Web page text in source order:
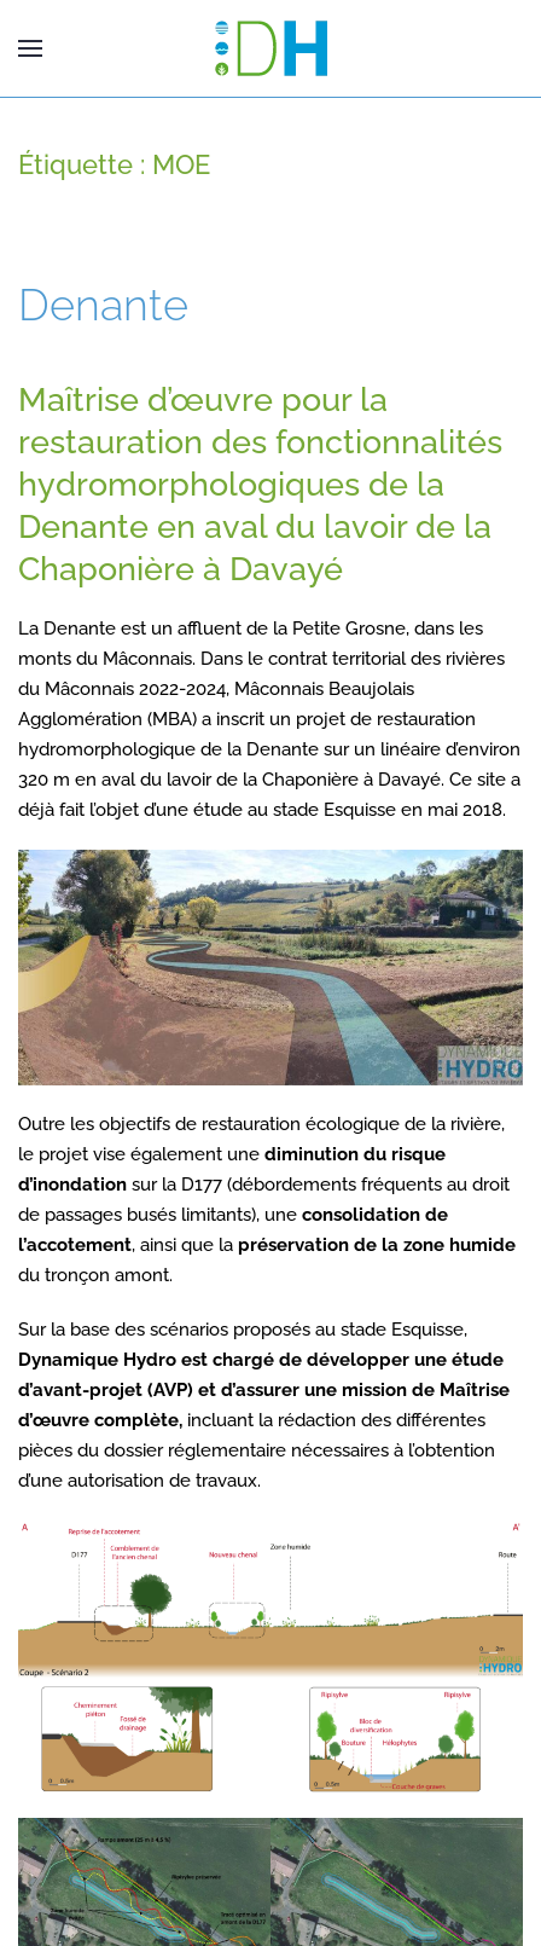
Étiquette : MOE
Denante
Maîtrise d’œuvre pour la
restauration des fonctionnalités
hydromorphologiques de la
Denante en aval du lavoir de la
Chaponière à Davayé
La Denante est un affluent de la Petite Grosne, dans les
monts du Mâconnais. Dans le contrat territorial des rivières
du Mâconnais 2022-2024, Mâconnais Beaujolais
Agglomération (MBA) a inscrit un projet de restauration
hydromorphologique de la Denante sur un linéaire d’environ
320 m en aval du lavoir de la Chaponière à Davayé. Ce site a
déjà fait l’objet d’une étude au stade Esquisse en mai 2018.
Outre les objectifs de restauration écologique de la rivière,
le projet vise également une diminution du risque
d’inondation sur la D177 (débordements fréquents au droit
de passages busés limitants), une consolidation de
l’accotement, ainsi que la préservation de la zone humide
du tronçon amont.
Sur la base des scénarios proposés au stade Esquisse,
Dynamique Hydro est chargé de développer une étude
d’avant-projet (AVP) et d’assurer une mission de Maîtrise
d’œuvre complète, incluant la rédaction des différentes
pièces du dossier réglementaire nécessaires à l’obtention
d’une autorisation de travaux.